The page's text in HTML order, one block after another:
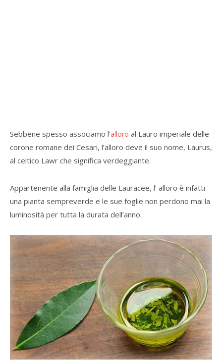
Sebbene spesso associamo l’alloro al Lauro imperiale delle
corone romane dei Cesari, l’alloro deve il suo nome, Laurus,
al celtico Lawr che significa verdeggiante.
Appartenente alla famiglia delle Lauracee, l‘ alloro è infatti
una pianta sempreverde e le sue foglie non perdono mai la
luminosità per tutta la durata dell’anno.